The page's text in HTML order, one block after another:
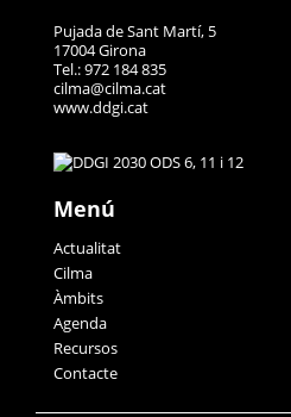
Pujada de Sant Martí, 5
17004 Girona
Tel.: 972 184 835
cilma@cilma.cat
www.ddgi.cat
Menú
Actualitat
Cilma
Àmbits
Agenda
Recursos
Contacte